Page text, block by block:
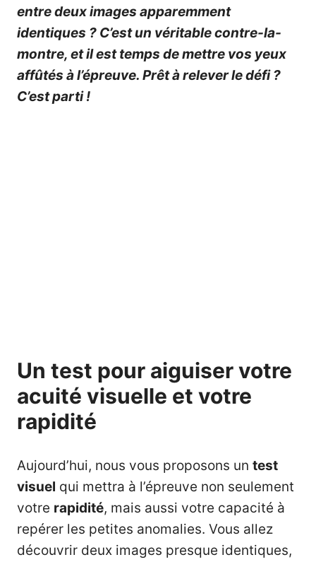
entre deux images apparemment
identiques ? C’est un véritable contre-la-
montre, et il est temps de mettre vos yeux
affûtés à l’épreuve. Prêt à relever le défi ?
C’est parti !
Un test pour aiguiser votre
acuité visuelle et votre
rapidité
Aujourd’hui, nous vous proposons un test
visuel qui mettra à l’épreuve non seulement
votre rapidité, mais aussi votre capacité à
repérer les petites anomalies. Vous allez
découvrir deux images presque identiques,